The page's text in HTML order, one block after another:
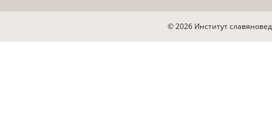
© 2026 Институт